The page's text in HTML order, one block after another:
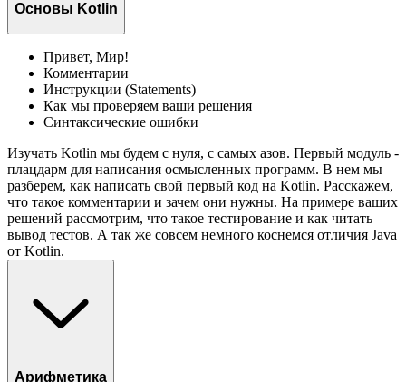
Основы Kotlin
Привет, Мир!
Комментарии
Инструкции (Statements)
Как мы проверяем ваши решения
Синтаксические ошибки
Изучать Kotlin мы будем с нуля, с самых азов. Первый модуль -
плацдарм для написания осмысленных программ. В нем мы
разберем, как написать свой первый код на Kotlin. Расскажем,
что такое комментарии и зачем они нужны. На примере ваших
решений рассмотрим, что такое тестирование и как читать
вывод тестов. А так же совсем немного коснемся отличия Java
от Kotlin.
Арифметика